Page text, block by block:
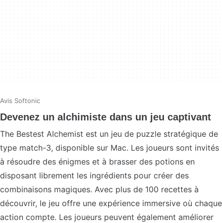
Avis Softonic
Devenez un alchimiste dans un jeu captivant
The Bestest Alchemist est un jeu de puzzle stratégique de
type match-3, disponible sur Mac. Les joueurs sont invités
à résoudre des énigmes et à brasser des potions en
disposant librement les ingrédients pour créer des
combinaisons magiques. Avec plus de 100 recettes à
découvrir, le jeu offre une expérience immersive où chaque
action compte. Les joueurs peuvent également améliorer